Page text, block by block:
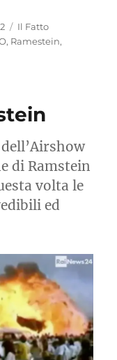
Categorie
Il Fatto
, Ramestein,
di Ramstein
volta le
ed